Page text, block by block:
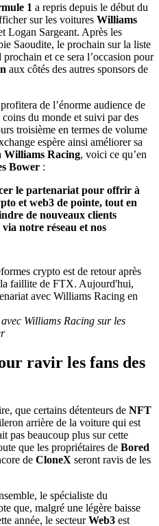
1 a repris depuis le début du
sur les voitures Williams
Logan Sargeant. Après les
Saoudite, le prochain sur la liste
et ce sera l’occasion pour
aux côtés des autres sponsors de
de l’énorme audience de
du monde et suivi par des
troisième en termes de volume
espère ainsi améliorer sa
Williams Racing, voici ce qu’en
Bower :
le partenariat pour offrir à
et web3 de pointe, tout en
de nouveaux clients
notre réseau et nos
Williams Racing sur les
ravir les fans des
que certains détenteurs de NFT
arrière de la voiture qui est
pas beaucoup plus sur cette
que les propriétaires de Bored
de CloneX seront ravis de les
le spécialiste du
que, malgré une légère baisse
année, le secteurWeb3 est